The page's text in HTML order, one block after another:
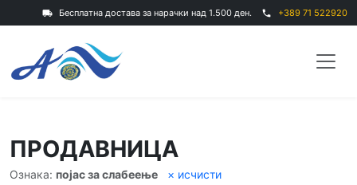
local_shipping Бесплатна достава за нарачки над 1.500 ден. phone +389 71 522920
ПРОДАВНИЦА
Ознака: појас за слабеење
× исчисти